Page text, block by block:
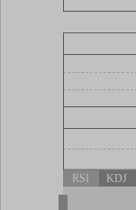
RSI KDJ